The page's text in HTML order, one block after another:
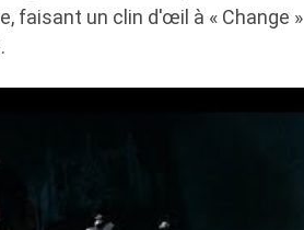
faisant un clin d'œil à « Change »